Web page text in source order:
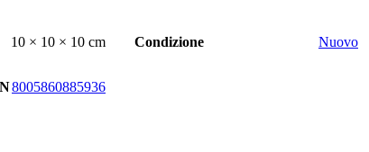
10 × 10 × 10 cm Condizione Nuovo
8005860885936